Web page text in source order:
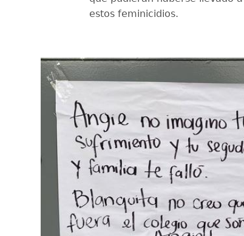
estos feminicidios.